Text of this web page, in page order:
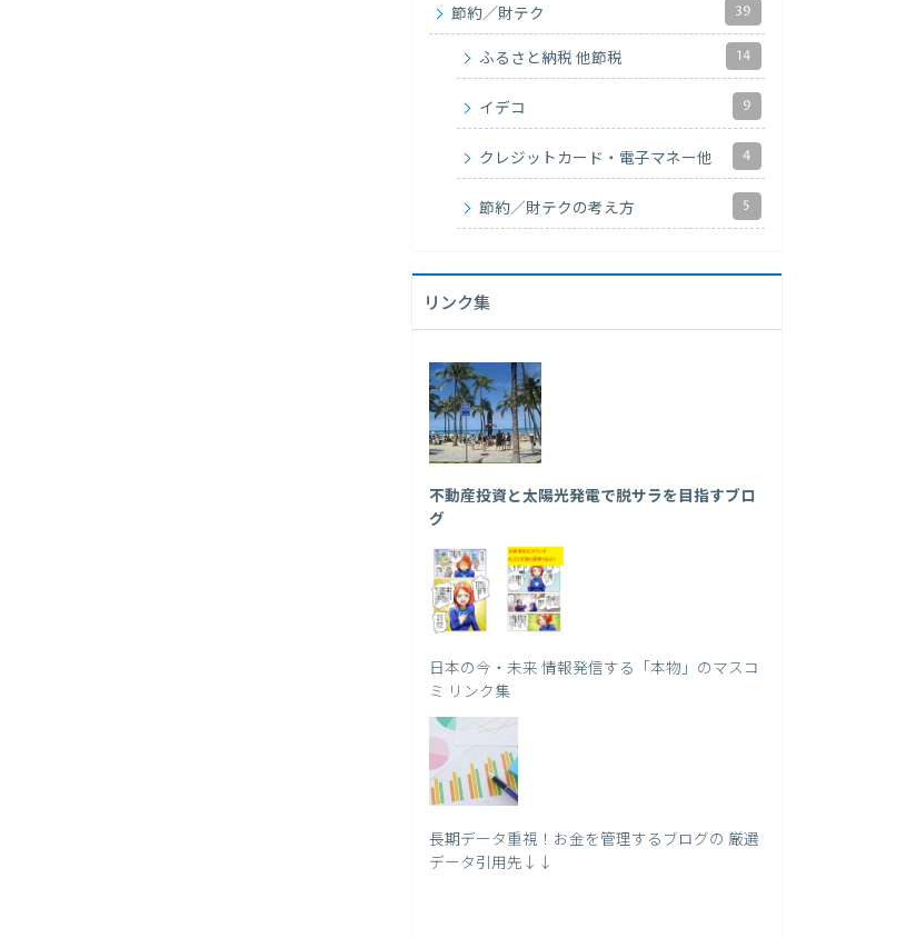
節約／財テク 39
ふるさと納税 他節税 14
イデコ 9
クレジットカード・電子マネー他 4
節約／財テクの考え方 5
リンク集
不動産投資と太陽光発電で脱サラを目指すブロ
グ
日本の今・未来 情報発信する「本物」のマスコ
ミ リンク集
長期データ重視！お金を管理するブログの 厳選
データ引用先↓↓